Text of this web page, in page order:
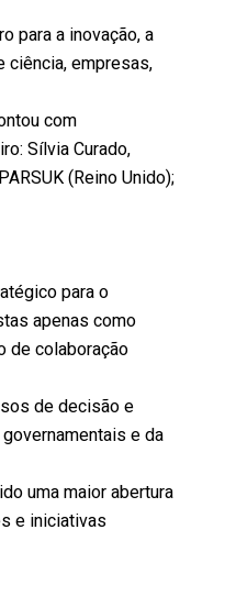
para a inovação, a
empresas,
com
Sílvia Curado,
(Reino Unido);
para o
apenas como
de colaboração
de decisão e
e da
uma maior abertura
e iniciativas